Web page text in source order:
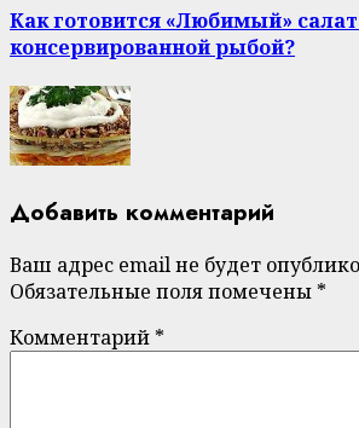
Как готовится «Любимый»
консервированной рыбой?
Добавить комментарий
Ваш адрес email не будет
Обязательные поля помечены *
Комментарий *